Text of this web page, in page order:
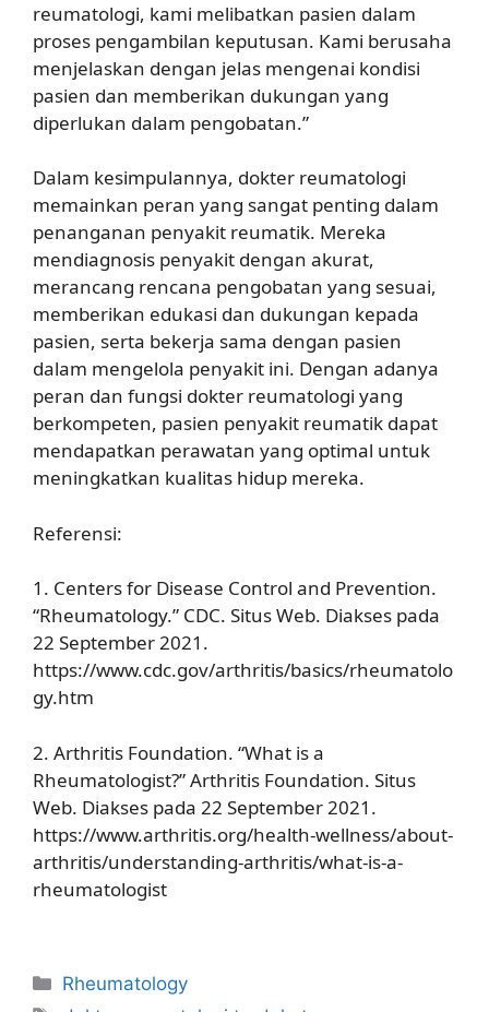
reumatologi, kami melibatkan pasien dalam
proses pengambilan keputusan. Kami berusaha
menjelaskan dengan jelas mengenai kondisi
pasien dan memberikan dukungan yang
diperlukan dalam pengobatan.”
Dalam kesimpulannya, dokter reumatologi
memainkan peran yang sangat penting dalam
penanganan penyakit reumatik. Mereka
mendiagnosis penyakit dengan akurat,
merancang rencana pengobatan yang sesuai,
memberikan edukasi dan dukungan kepada
pasien, serta bekerja sama dengan pasien
dalam mengelola penyakit ini. Dengan adanya
peran dan fungsi dokter reumatologi yang
berkompeten, pasien penyakit reumatik dapat
mendapatkan perawatan yang optimal untuk
meningkatkan kualitas hidup mereka.
Referensi:
1. Centers for Disease Control and Prevention.
“Rheumatology.” CDC. Situs Web. Diakses pada
22 September 2021.
https://www.cdc.gov/arthritis/basics/rheumatolo
gy.htm
2. Arthritis Foundation. “What is a
Rheumatologist?” Arthritis Foundation. Situs
Web. Diakses pada 22 September 2021.
https://www.arthritis.org/health-wellness/about-
arthritis/understanding-arthritis/what-is-a-
rheumatologist
Kategori
Rheumatology